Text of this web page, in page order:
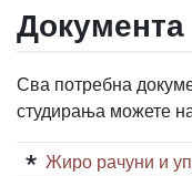
Документа
Сва потребна
студирања можете
Жиро рачуни и